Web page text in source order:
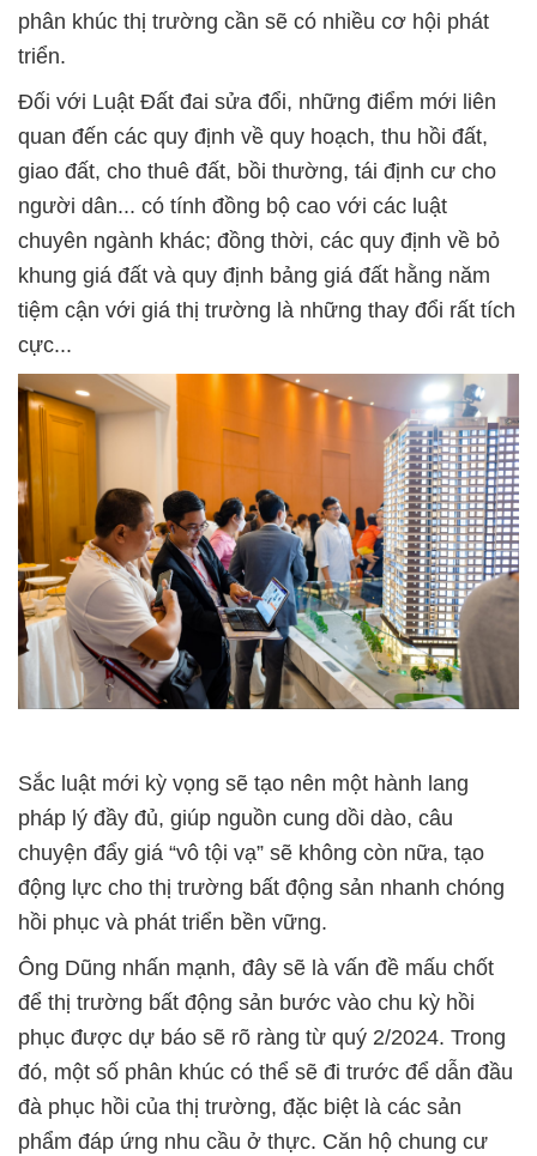
phân khúc thị trường cần sẽ có nhiều cơ hội phát
triển.
Đối với Luật Đất đai sửa đổi, những điểm mới liên
quan đến các quy định về quy hoạch, thu hồi đất,
giao đất, cho thuê đất, bồi thường, tái định cư cho
người dân... có tính đồng bộ cao với các luật
chuyên ngành khác; đồng thời, các quy định về bỏ
khung giá đất và quy định bảng giá đất hằng năm
tiệm cận với giá thị trường là những thay đổi rất tích
cực...
Sắc luật mới kỳ vọng sẽ tạo nên một hành lang
pháp lý đầy đủ, giúp nguồn cung dồi dào, câu
chuyện đẩy giá “vô tội vạ” sẽ không còn nữa, tạo
động lực cho thị trường bất động sản nhanh chóng
hồi phục và phát triển bền vững.
Ông Dũng nhấn mạnh, đây sẽ là vấn đề mấu chốt
để thị trường bất động sản bước vào chu kỳ hồi
phục được dự báo sẽ rõ ràng từ quý 2/2024. Trong
đó, một số phân khúc có thể sẽ đi trước để dẫn đầu
đà phục hồi của thị trường, đặc biệt là các sản
phẩm đáp ứng nhu cầu ở thực. Căn hộ chung cư